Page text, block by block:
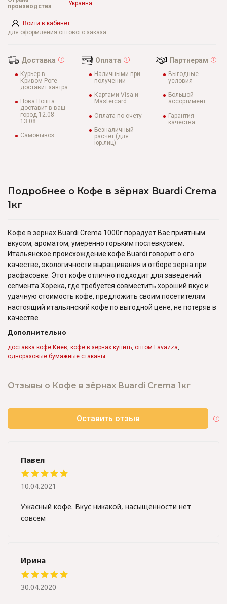
Войти в кабинет
для оформления оптового заказа
производства
Украина
Доставка
Курьер в
Кривом Роге
доставит завтра
Нова Пошта
доставит в ваш
город 12.08-
13.08
Самовывоз
Оплата
Наличными при
получении
Картами Visa и
Mastercard
Оплата по счету
Безналичный
расчет (для
юр.лиц)
Партнерам
Выгодные
условия
Большой
ассортимент
Гарантия
качества
Подробнее о Кофе в зёрнах Buardi Crema
1кг
Кофе в зернах Buardi Crema 1000г порадует Вас приятным
вкусом, ароматом, умеренно горьким послевкусием.
Итальянское происхождение кофе Buardi говорит о его
качестве, экологичности выращивания и отборе зерна при
расфасовке. Этот кофе отлично подходит для заведений
сегмента Хорека, где требуется совместить хороший вкус и
удачную стоимость кофе, предложить своим посетителям
настоящий итальянский кофе по выгодной цене, не потеряв в
качестве.
Дополнительно
доставка кофе Киев, кофе в зернах купить, оптом Lavazza,
одноразовые бумажные стаканы
Отзывы о Кофе в зёрнах Buardi Crema 1кг
Оставить отзыв
Павел
Ужасный кофе. Вкус никакой, насыщенности нет
совсем
10.04.2021
Ирина
30.04.2020